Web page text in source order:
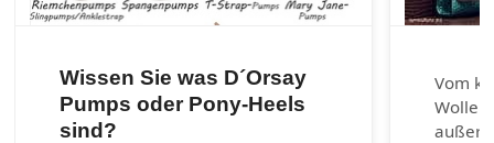
Wissen Sie was D´Orsay
Pumps oder Pony-Heels
sind?
Vom
Wolle